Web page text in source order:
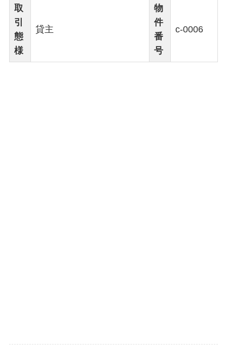
取
引
態
様
貸主
物
件
番
号
c-0006